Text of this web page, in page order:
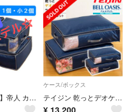
【新品未使用】帝人 カラッと収納ケース プレミアム 大1個 小2個 ネイビー
ケース/ボックス
テイジン 乾っとデオケースライト ネイビー 大2個組 2セット ベルオアシス